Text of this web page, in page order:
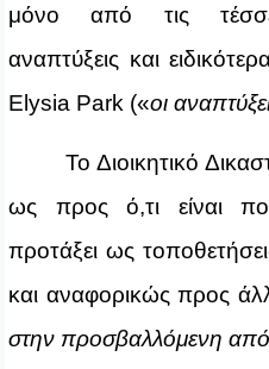
μόνο από τις
αναπτύξεις και
Elysia Park («οι
Το Διοικητικό
ως προς ό,τι είναι
προτάξει ως
και αναφορικώς προς
στην προσβαλλόμενη